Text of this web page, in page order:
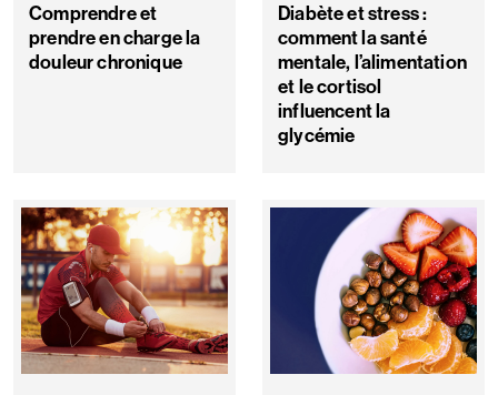
Comprendre et
prendre en charge la
douleur chronique
Diabète et stress :
comment la santé
mentale, l’alimentation
et le cortisol
influencent la
glycémie